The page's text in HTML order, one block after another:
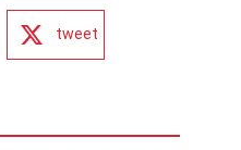
tweet